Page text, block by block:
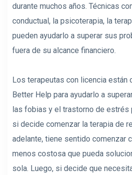
durante muchos años. Técnicas
conductual, la psicoterapia, la
pueden ayudarlo a superar sus
fuera de su alcance financiero.
Los terapeutas con licencia están
Better Help para ayudarlo a
las fobias y el trastorno de estrés
si decide comenzar la terapia de
adelante, tiene sentido comenzar
menos costosa que pueda
sola. Luego, si decide que